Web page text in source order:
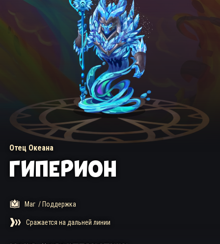
Отец Океана
ГИПЕРИОН
Маг / Поддержка
Сражается на дальней линии